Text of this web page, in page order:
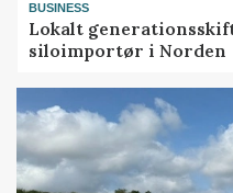
BUSINESS
Lokalt
siloimportør i Norden